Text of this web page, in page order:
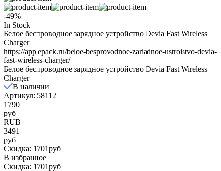
-49%
In Stock
Белое беспроводное зарядное устройство Devia Fast Wireless
Charger
https://applepack.ru/beloe-besprovodnoe-zariadnoe-ustroistvo-devia-
fast-wireless-charger/
Белое беспроводное зарядное устройство Devia Fast Wireless
Charger
В наличии
Артикул: 58112
1790
руб
RUB
3491
руб
Скидка: 1701руб
В избранное
Скидка: 1701руб